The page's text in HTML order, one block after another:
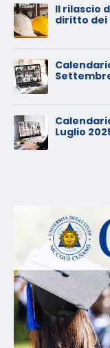
Il rilascio
diritto
Luglio